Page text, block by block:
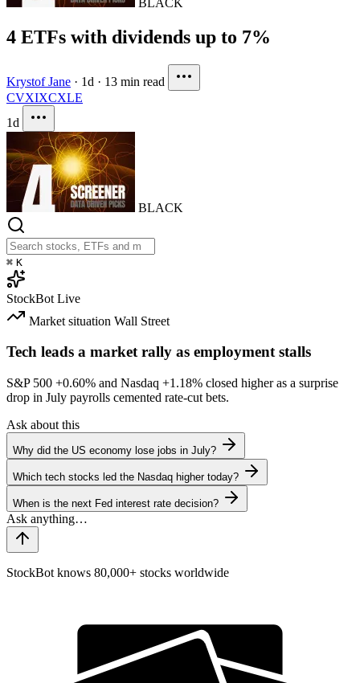
4 ETFs with dividends up to 7%
Krystof Jane · 1d · 13 min read
CVXIXCXLE
1d
BLACK
⌘ K
StockBot Live
Market situation Wall Street
Tech leads a market rally as employment stalls
S&P 500 +0.60% and Nasdaq +1.18% closed higher as a surprise
drop in July payrolls cemented rate-cut bets.
Ask about this
Why did the US economy lose jobs in July?
Which tech stocks led the Nasdaq higher today?
When is the next Fed interest rate decision?
StockBot knows 80,000+ stocks worldwide